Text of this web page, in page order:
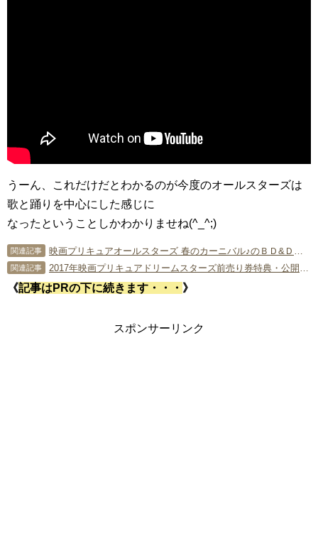
うーん、これだけだとわかるのが今度のオールスターズは
歌と踊りを中心にした感じに
なったということしかわかりませね(^_^;)
関連記事
関連記事
《記事はPRの下に続きます・・・ 》
スポンサーリンク